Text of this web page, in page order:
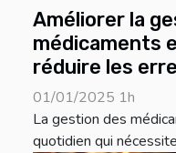
Améliorer la
médicaments
réduire les
01/01/2025 1h
La gestion des
quotidien qui